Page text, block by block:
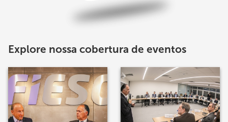
Explore nossa cobertura de eventos